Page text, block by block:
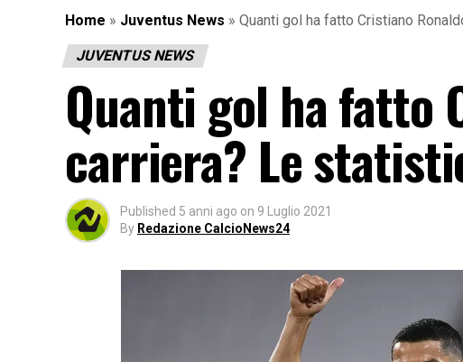
Home » Juventus News » Quanti gol ha fatto Cristiano
JUVENTUS NEWS
Quanti gol ha fatto
carriera? Le
Published 5 anni ago on 9 Luglio 2021
By Redazione CalcioNews24